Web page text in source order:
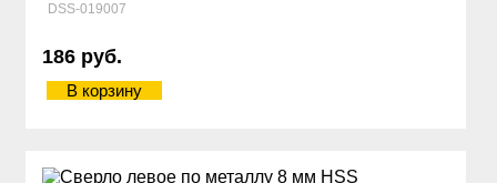
DSS-019007
186 руб.
В корзину